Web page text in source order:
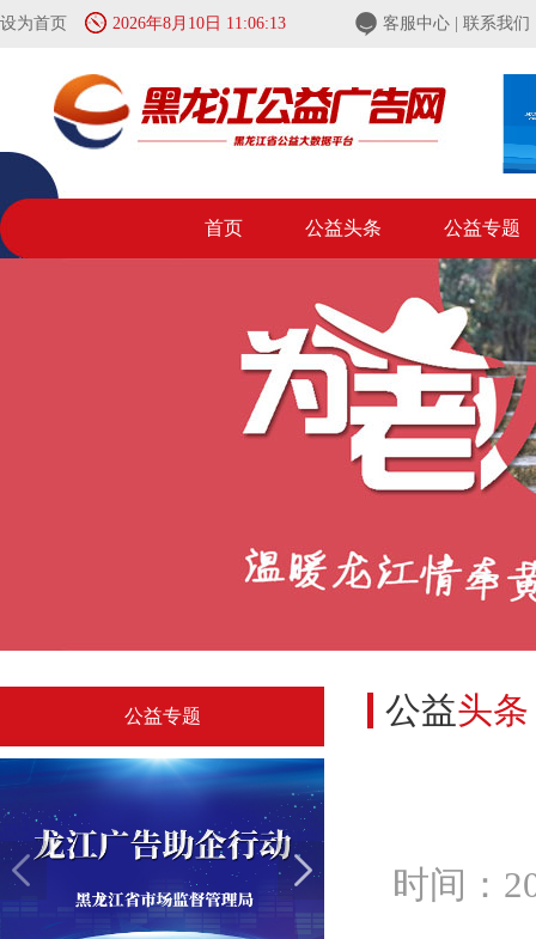
设为首页 2026年8月10日 11:06:14 客服中心 联系我们
首页 公益头条 公益专题
公益专题 公益头条
时间：